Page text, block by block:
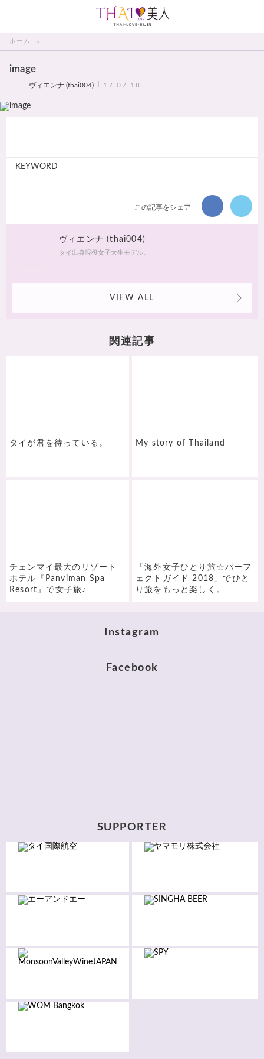
ホーム
image
ヴィエンナ (thai004) 17.07.18
KEYWORD
この記事をシェア
ヴィエンナ (thai004)
タイ出身現役女子大生モデル。
VIEW ALL
関連記事
タイが君を待っている。 My story of Thailand
チェンマイ最大のリゾート
ホテル『Panviman Spa
Resort』で女子旅♪
「海外女子ひとり旅☆パーフ
ェクトガイド 2018」でひと
り旅をもっと楽しく。
Instagram
Facebook
SUPPORTER